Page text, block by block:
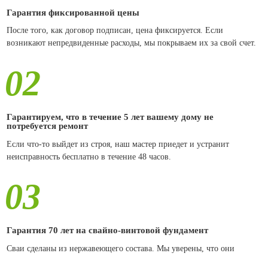
Гарантия фиксированной цены
После того, как договор подписан, цена фиксируется. Если
возникают непредвиденные расходы, мы покрываем их за свой счет.
02
Гарантируем, что в течение 5 лет вашему дому не
потребуется ремонт
Если что-то выйдет из строя, наш мастер приедет и устранит
неисправность бесплатно в течение 48 часов.
03
Гарантия 70 лет на свайно-винтовой фундамент
Сваи сделаны из нержавеющего состава. Мы уверены, что они